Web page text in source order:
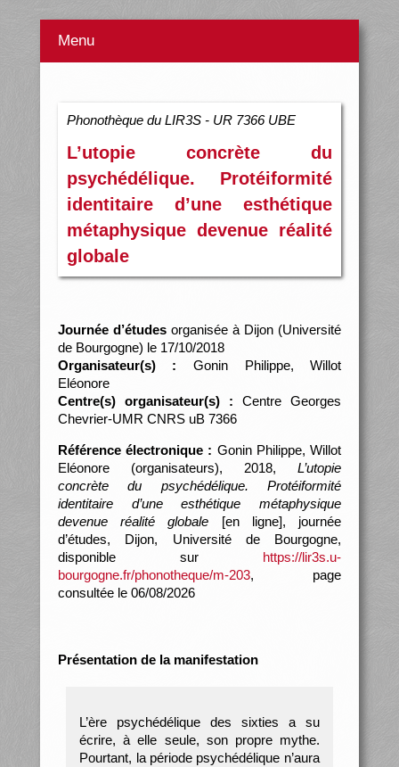
Menu
Phonothèque du LIR3S - UR 7366 UBE
L’utopie concrète du
psychédélique. Protéiformité
identitaire d’une esthétique
métaphysique devenue réalité
globale
Journée d’étudesorganisée à Dijon (Université
de Bourgogne) le 17/10/2018
Organisateur(s) : Gonin Philippe, Willot
Eléonore
Centre(s) organisateur(s) : Centre Georges
Chevrier-UMR CNRS uB 7366
Référence électronique : Gonin Philippe, Willot
Eléonore (organisateurs), 2018,L’utopie
concrète du psychédélique. Protéiformité
identitaire d’une esthétique métaphysique
devenue réalité globale [en ligne], journée
d’études, Dijon, Université de Bourgogne,
disponible sur https://lir3s.u-
bourgogne.fr/phonotheque/m-203, page
consultée le 06/08/2026
Présentation de la manifestation
L’ère psychédélique des sixties a su
écrire, à elle seule, son propre mythe.
Pourtant, la période psychédélique n’aura